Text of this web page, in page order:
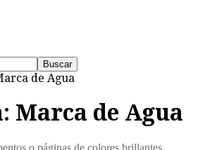
de Agua
Marca de Agua